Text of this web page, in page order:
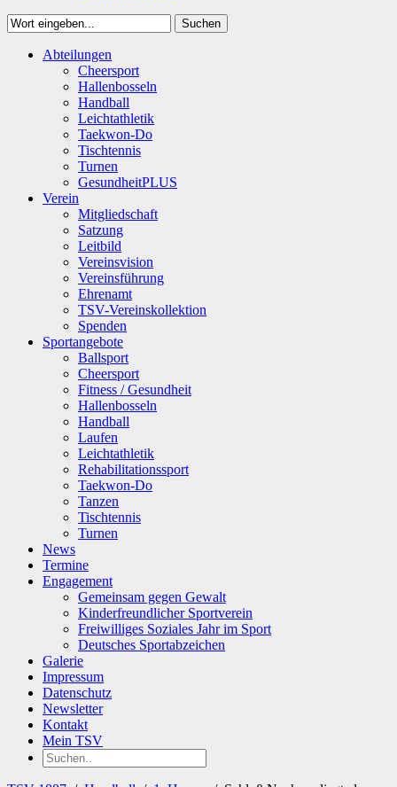
Suchen
SuchenAbteilungen
Cheersport
Hallenbosseln
Handball
Leichtathletik
Taekwon-Do
Tischtennis
Turnen
GesundheitPLUS
Verein
Mitgliedschaft
Satzung
Leitbild
Vereinsvision
Vereinsführung
Ehrenamt
TSV-Vereinskollektion
Spenden
Sportangebote
Ballsport
Cheersport
Fitness / Gesundheit
Hallenbosseln
Handball
Laufen
Leichtathletik
Rehabilitationssport
Taekwon-Do
Tanzen
Tischtennis
Turnen
News
Termine
Engagement
Gemeinsam gegen Gewalt
Kinderfreundlicher Sportverein
Freiwilliges Soziales Jahr im Sport
Deutsches Sportabzeichen
Galerie
Impressum
Datenschutz
Newsletter
Kontakt
Mein TSV